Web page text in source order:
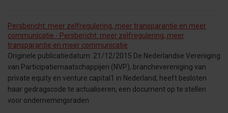
Persbericht: meer zelfregulering, meer transparantie en meer
communicatie - Persbericht: meer zelfregulering, meer
transparantie en meer communicatie
Originele publicatiedatum: 21/12/2015 De Nederlandse Vereniging
van Participatiemaatschappijen (NVP), branchevereniging van
private equity en venture capital1 in Nederland, heeft besloten
haar gedragscode te actualiseren, een document op te stellen
voor ondernemingsraden